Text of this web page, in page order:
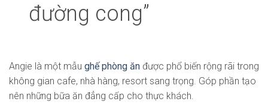
đường cong”
Angie là một mẫu ghế phòng ăn được phổ biến rộng rãi trong
không gian cafe, nhà hàng, resort sang trọng. Góp phần tạo
nên những bữa ăn đẳng cấp cho thực khách.